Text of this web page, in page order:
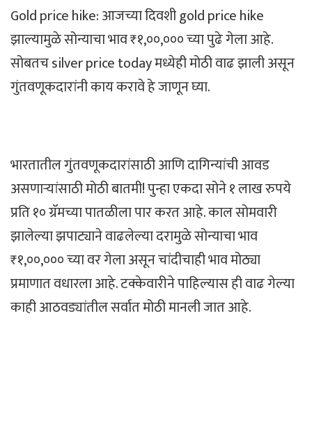
Gold price hike: आजच्या दिवशी gold price hike
झाल्यामुळे सोन्याचा भाव ₹१,००,००० च्या पुढे गेला आहे.
सोबतच silver price today मध्येही मोठी वाढ झाली असून
गुंतवणूकदारांनी काय करावे हे जाणून घ्या.
भारतातील गुंतवणूकदारांसाठी आणि दागिन्यांची आवड
असणाऱ्यांसाठी मोठी बातमी! पुन्हा एकदा सोने १ लाख रुपये
प्रति १० ग्रॅमच्या पातळीला पार करत आहे. काल सोमवारी
झालेल्या झपाट्याने वाढलेल्या दरामुळे सोन्याचा भाव
₹१,००,००० च्या वर गेला असून चांदीचाही भाव मोठ्या
प्रमाणात वधारला आहे. टक्केवारीने पाहिल्यास ही वाढ गेल्या
काही आठवड्यांतील सर्वात मोठी मानली जात आहे.